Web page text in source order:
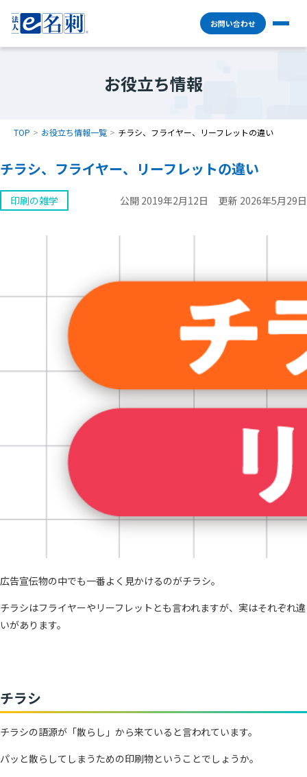
お問い合わせ
お役立ち情報
TOP お役立ち情報一覧 チラシ、フライヤー、リーフレットの違い
チラシ、フライヤー、リーフレットの違い
印刷の雑学 公開 2019年2月12日 更新 2026年5月29日
広告宣伝物の中でも一番よく見かけるのがチラシ。
チラシはフライヤーやリーフレットとも言われますが、実はそれぞれ違
いがあります。
チラシ
チラシの語源が「散らし」から来ていると言われています。
パッと散らしてしまうための印刷物ということでしょうか。